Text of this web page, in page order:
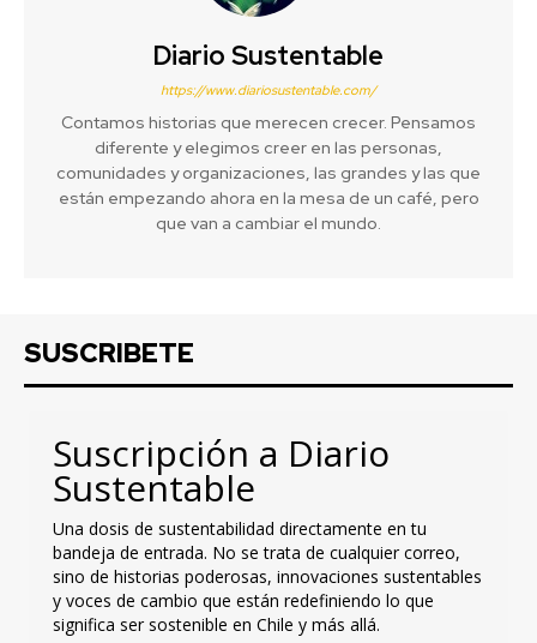
Diario Sustentable
https://www.diariosustentable.com/
Contamos historias que merecen crecer. Pensamos
diferente y elegimos creer en las personas,
comunidades y organizaciones, las grandes y las que
están empezando ahora en la mesa de un café, pero
que van a cambiar el mundo.
SUSCRIBETE
Suscripción a Diario
Sustentable
Una dosis de sustentabilidad directamente en tu
bandeja de entrada. No se trata de cualquier correo,
sino de historias poderosas, innovaciones sustentables
y voces de cambio que están redefiniendo lo que
significa ser sostenible en Chile y más allá.